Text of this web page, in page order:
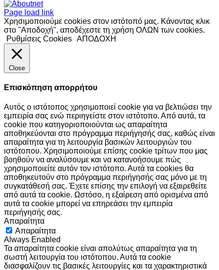
Page load link
Χρησιμοποιούμε cookies στον ιστότοπό μας. Κάνοντας κλικ
στο "Αποδοχή", αποδέχεστε τη χρήση ΟΛΩΝ των cookies.
Ρυθμίσεις Cookies ΑΠΟΔΟΧΗ
Close
Επισκόπηση απορρήτου
Αυτός ο ιστότοπος χρησιμοποιεί cookie για να βελτιώσει την
εμπειρία σας ενώ περιηγείστε στον ιστότοπο. Από αυτά, τα
cookie που κατηγοριοποιούνται ως απαραίτητα
αποθηκεύονται στο πρόγραμμα περιήγησής σας, καθώς είναι
απαραίτητα για τη λειτουργία βασικών λειτουργιών του
ιστότοπου. Χρησιμοποιούμε επίσης cookie τρίτων που μας
βοηθούν να αναλύσουμε και να κατανοήσουμε πώς
χρησιμοποιείτε αυτόν τον ιστότοπο. Αυτά τα cookies θα
αποθηκευτούν στο πρόγραμμα περιήγησής σας μόνο με τη
συγκατάθεσή σας. Έχετε επίσης την επιλογή να εξαιρεθείτε
από αυτά τα cookie. Ωστόσο, η εξαίρεση από ορισμένα από
αυτά τα cookie μπορεί να επηρεάσει την εμπειρία
περιήγησής σας.
Απαραίτητα
Απαραίτητα
Always Enabled
Τα απαραίτητα cookie είναι απολύτως απαραίτητα για τη
σωστή λειτουργία του ιστότοπου. Αυτά τα cookie
διασφαλίζουν τις βασικές λειτουργίες και τα χαρακτηριστικά